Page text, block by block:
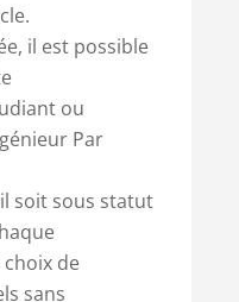
il est possible
ou
Par
soit sous statut
choix de
sans